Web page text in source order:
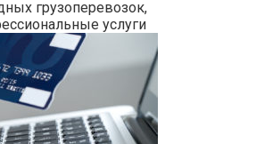
грузоперевозок,
услуги